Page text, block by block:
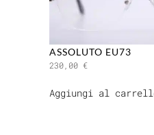
ASSOLUTO EU73
230,00 €
Aggiungi al